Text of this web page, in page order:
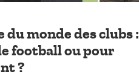
du monde des clubs :
football ou pour
?